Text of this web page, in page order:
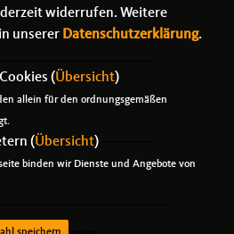
widerrufen. Weitere
unserer Datenschutzerklärung.
(Übersicht)
allein für den ordnungsgemäßen
(Übersicht)
binden wir Dienste und Angebote von